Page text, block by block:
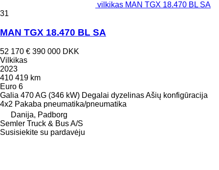
vilkikas MAN TGX 18.470 BL SA
31
MAN TGX 18.470 BL SA
52 170 € 390 000 DKK
Vilkikas
2023
410 419 km
Euro 6
Galia 470 AG (346 kW) Degalai dyzelinasAšių konfigūracija
4x2 Pakaba pneumatika/pneumatika
Danija, Padborg
Semler Truck & Bus A/S
Susisiekite su pardavėju